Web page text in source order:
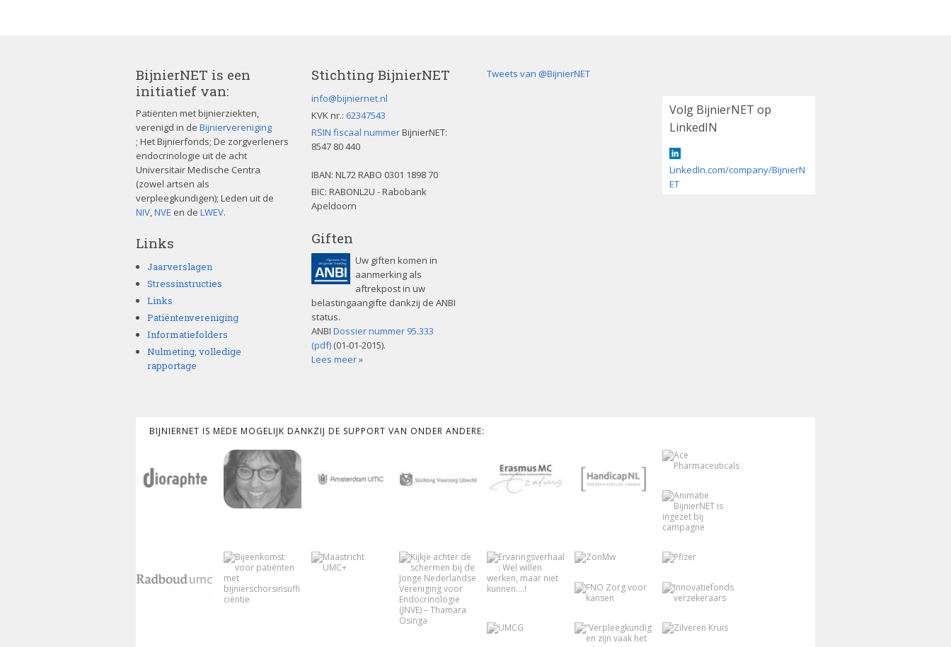
BijnierNET is een
initiatief van:
Patiënten met bijnierziekten,
verenigd in de Bijniervereniging
; Het Bijnierfonds; De zorgverleners
endocrinologie uit de acht
Universitair Medische Centra
(zowel artsen als
verpleegkundigen); Leden uit de
NIV,NVE en de LWEV.
Links
Jaarverslagen
Stressinstructies
Links
Patiëntenvereniging
Informatiefolders
Nulmeting, volledige
rapportage
Stichting BijnierNET
info@bijniernet.nl
KVK nr.: 62347543
RSIN fiscaal nummerBijnierNET:
8547 80 440
IBAN: NL72 RABO 0301 1898 70
BIC: RABONL2U - Rabobank
Apeldoorn
Giften
Uw giften komen in
aanmerking als
aftrekpost in uw
belastingaangifte dankzij de ANBI
status.
ANBI Dossier nummer 95.333
(pdf) (01-01-2015).
Lees meer »
Tweets van @BijnierNET
Volg BijnierNET op
LinkedIN
LinkedIn.com/company/BijnierN
ET
BIJNIERNET IS MEDE MOGELIJK DANKZIJ DE SUPPORT VAN ONDER ANDERE: